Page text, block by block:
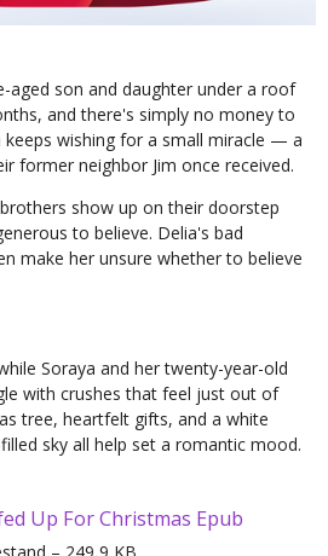
aged son and daughter under a roof
and there's simply no money to
keeps wishing for a small miracle — a
former neighbor Jim once received.
show up on their doorstep
to believe. Delia's bad
make her unsure whether to believe
Soraya and her twenty-year-old
with crushes that feel just out of
tree, heartfelt gifts, and a white
sky all help set a romantic mood.
Up For Christmas Epub